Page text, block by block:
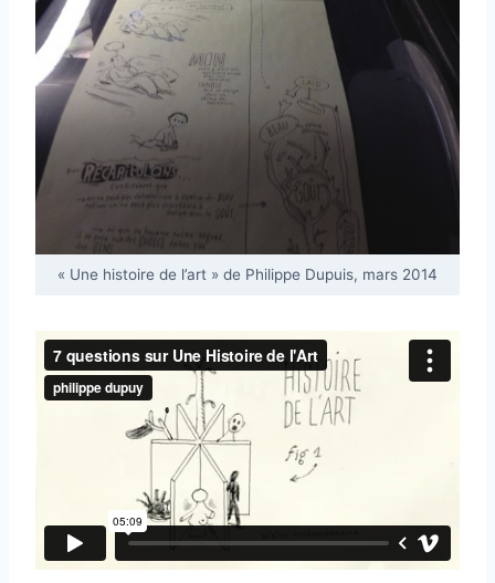
« Une histoire de l’art » de Philippe Dupuis, mars 2014